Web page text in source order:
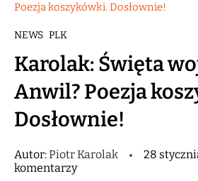
Poezja koszykówki. Dosłownie!
NEWS PLK
Karolak: Święta
Anwil? Poezja
Dosłownie!
Autor:Piotr Karolak 28
komentarzy